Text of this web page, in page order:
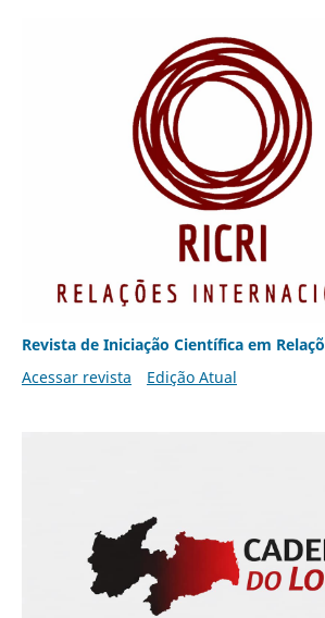
Revista de Iniciação Científica em
Acessar revista
Edição Atual